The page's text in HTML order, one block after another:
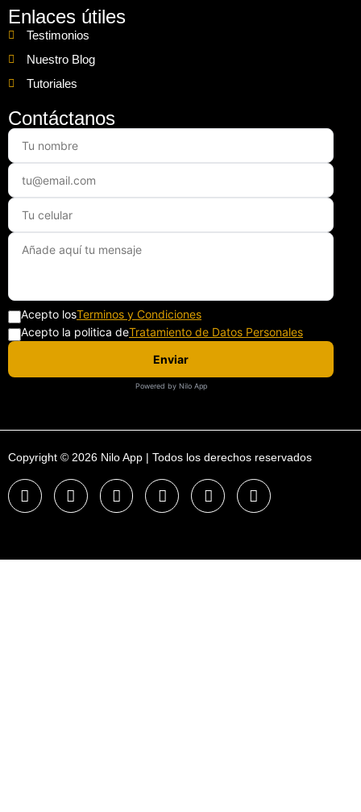
Enlaces útiles
Testimonios
Nuestro Blog
Tutoriales
Contáctanos
Acepto losTerminos y Condiciones
Acepto la politica deTratamiento de Datos Personales
Enviar
Powered by Nilo App
Copyright © 2026 Nilo App | Todos los derechos reservados